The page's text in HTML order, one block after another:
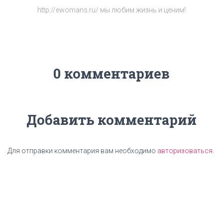
http://ewomans.ru/ мы любим жизнь и ценим!
0 комментариев
Добавить комментарий
Для отправки комментария вам необходимо авторизоваться